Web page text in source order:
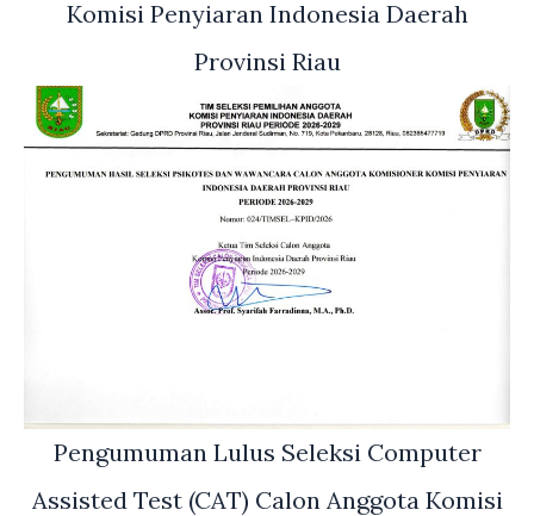
Komisi Penyiaran Indonesia Daerah
Provinsi Riau
Pengumuman Lulus Seleksi Computer
Assisted Test (CAT) Calon Anggota Komisi